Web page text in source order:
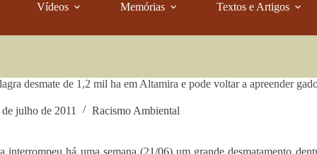
Vídeos Memórias Textos e Artigos
desmate de 1,2 mil ha em Altamira e pode voltar a apreender
julho de 2011 Racismo Ambiental
interrompeu há uma semana (21/06) um grande desmatamento